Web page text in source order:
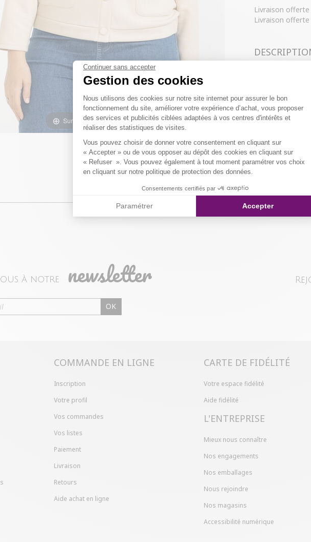
Continuer sans accepter
Gestion des cookies
Plateforme de Gestion du
Nous utilisons des cookies sur notre site internet pour assurer le bon
fonctionnement du site, améliorer votre expérience d’achat, vous proposer
des services et publicités ciblées adaptées à vos centres d'intérêts et
réaliser des statistiques de visites.
Vous pouvez choisir de donner votre consentement en cliquant sur
« Accepter » ou de vous opposer au dépôt des cookies en cliquant sur
« Refuser ». Vous pouvez également à tout moment paramétrer vos choix
en cliquant sur notre politique de protection des données.
Consentements certifiés par
Paramétrer Accepter
Survoler l'image pour zoomer
Livraison offerte
Livraison
Veste à
Fermeture
plaquées à
avec effet
Notre
taille 1.
Tissu principal
Composition
LIVRAISON
NOS
Livraison
Colissimo
Vous avez
magasin ou
livraison/
"Mes
Qualités et
à notre newsletter
OK
COMMANDE EN LIGNE
Inscription
Votre profil
Vos commandes
Vos listes
Paiement
Livraison
Retours
Aide achat en ligne
CARTE DE FIDÉLITÉ
Votre espace fidélité
Aide fidélité
L'ENTREPRISE
Mieux nous connaître
Nos engagements
Nos emballages
Nous rejoindre
Nos magasins
Accessibilité numérique